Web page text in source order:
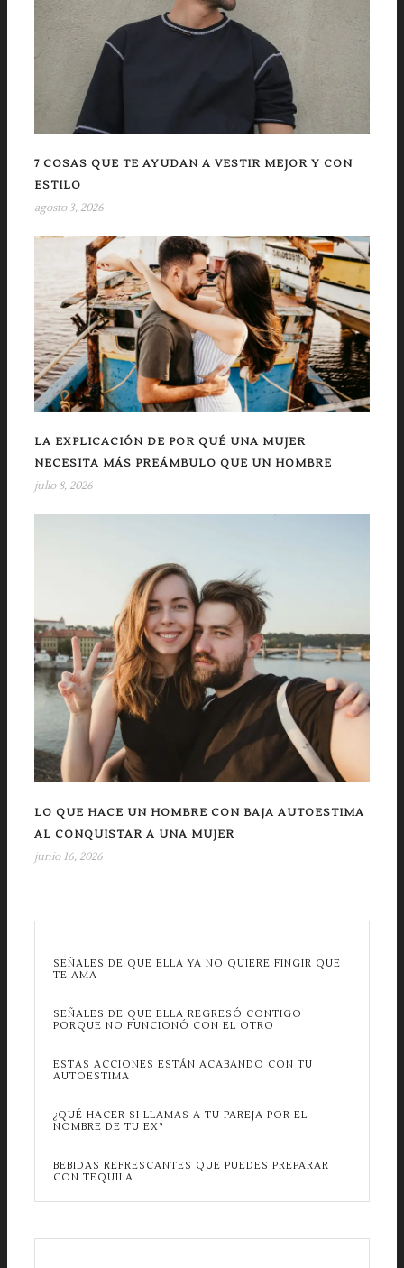
7 COSAS QUE TE AYUDAN A VESTIR MEJOR Y CON
ESTILO
agosto 3, 2026
LA EXPLICACIÓN DE POR QUÉ UNA MUJER
NECESITA MÁS PREÁMBULO QUE UN HOMBRE
julio 8, 2026
LO QUE HACE UN HOMBRE CON BAJA AUTOESTIMA
AL CONQUISTAR A UNA MUJER
junio 16, 2026
SEÑALES DE QUE ELLA YA NO QUIERE FINGIR QUE
TE AMA
SEÑALES DE QUE ELLA REGRESÓ CONTIGO
PORQUE NO FUNCIONÓ CON EL OTRO
ESTAS ACCIONES ESTÁN ACABANDO CON TU
AUTOESTIMA
¿QUÉ HACER SI LLAMAS A TU PAREJA POR EL
NOMBRE DE TU EX?
BEBIDAS REFRESCANTES QUE PUEDES PREPARAR
CON TEQUILA